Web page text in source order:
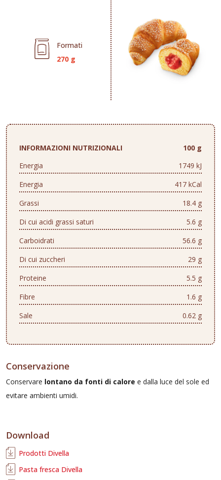
Formati
270 g
INFORMAZIONI NUTRIZIONALI
100 g
Energia
1749 kJ
Energia
417 kCal
Grassi
18.4 g
Di cui acidi grassi saturi
5.6 g
Carboidrati
56.6 g
Di cui zuccheri
29 g
Proteine
5.5 g
Fibre
1.6 g
Sale
0.62 g
Conservazione
Conservare lontano da fonti di calore e dalla luce del sole ed
evitare ambienti umidi.
Download
Prodotti Divella
Pasta fresca Divella